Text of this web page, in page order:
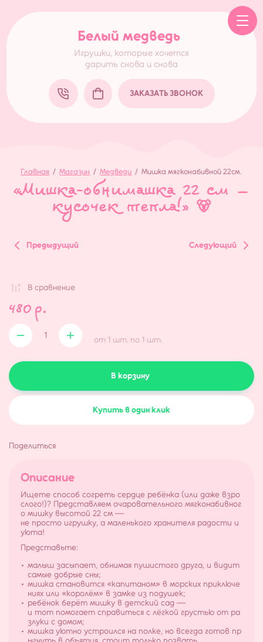
Белый медведь
Игрушки, которые хочется
дарить снова и снова
ЗАКАЗАТЬ ЗВОНОК
Главная / Магазин / Медведи / Мишка мягконабивной 22см.
«Мишка-обнимашка 22 см —
кусочек тепла!» 🐻
Предыдущий Следующий
В сравнениe
480 р.
от 1 шт. по 1 шт.
В корзину
Купить в один клик
Поделиться
Описание
Ищете способ согреть сердце ребёнка (или даже взро
слого!)? Представляем очаровательного мягконабивног
о мишку высотой 22 см —
не просто игрушку, а маленького хранителя радости и
уюта!
Представьте:
малыш засыпает, обнимая пушистого друга, и видит
самые добрые сны;
мишка становится «капитаном» в морских приключе
ниях или «королём» в замке из подушек;
ребёнок берёт мишку в детский сад —
и тот помогает справиться с лёгкой грустью от ра
злуки с домом;
мишка уютно устроился на полке, но всегда готов пр